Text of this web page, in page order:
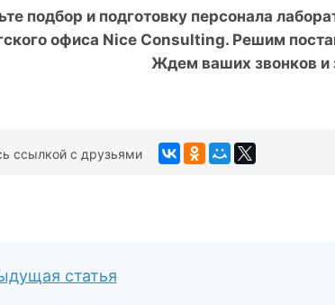
подбор и подготовку персонала
офиса Nice Consulting. Решим
Ждем ваших звонков и
ссылкой с друзьями
статья